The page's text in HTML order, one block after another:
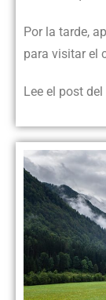
Por la tarde,
para visitar el
Lee el post